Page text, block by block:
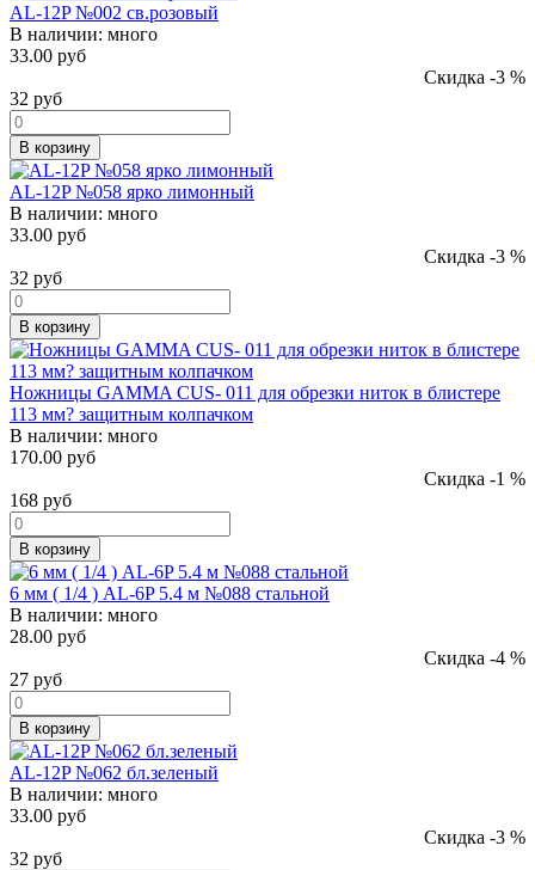
AL-12P №002 св.розовый
В наличии: много
33.00 руб
Скидка -3 %
32 руб
В корзину
AL-12P №058 ярко лимонный
В наличии: много
33.00 руб
Скидка -3 %
32 руб
В корзину
Ножницы GAMMA CUS- 011 для обрезки ниток в блистере
113 мм? защитным колпачком
В наличии: много
170.00 руб
Скидка -1 %
168 руб
В корзину
6 мм ( 1/4 ) AL-6P 5.4 м №088 стальной
В наличии: много
28.00 руб
Скидка -4 %
27 руб
В корзину
AL-12P №062 бл.зеленый
В наличии: много
33.00 руб
Скидка -3 %
32 руб